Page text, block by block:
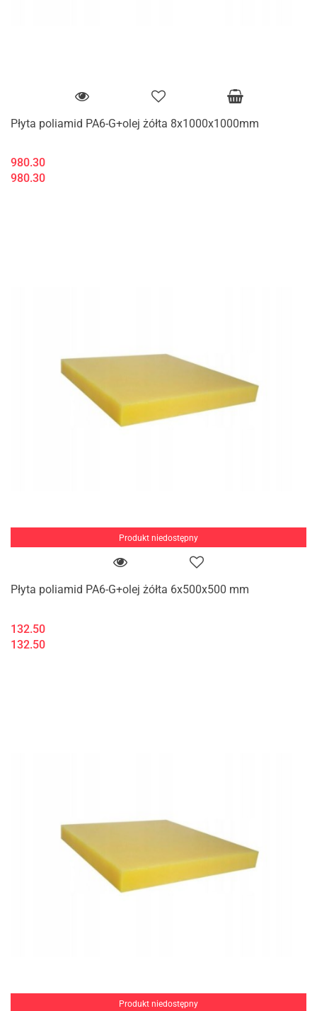
Płyta poliamid PA6-G+olej żółta 8x1000x1000mm
980.30
980.30
Produkt niedostępny
Płyta poliamid PA6-G+olej żółta 6x500x500 mm
132.50
132.50
Produkt niedostępny